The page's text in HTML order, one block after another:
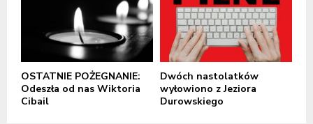
OSTATNIE POŻEGNANIE:
Odeszła od nas Wiktoria
Cibail
Dwóch nastolatków
wyłowiono z Jeziora
Durowskiego